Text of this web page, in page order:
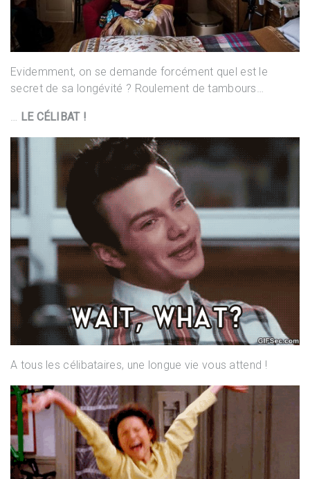
Evidemment, on se demande forcément quel est le
secret de sa longévité ? Roulement de tambours…
… LE CÉLIBAT !
A tous les célibataires, une longue vie vous attend !